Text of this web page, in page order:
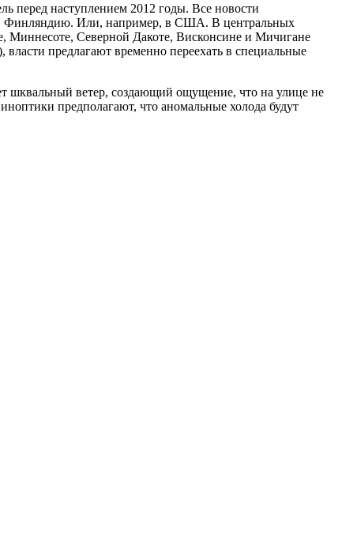
перед наступлением 2012 годы. Все новости
в Финляндию. Или, например, в США. В центральных
Миннесоте, Северной Дакоте, Висконсине и Мичигане
предлагают временно переехать в специальные
шквальный ветер, создающий ощущение, что на улице не
предполагают, что аномальные холода будут